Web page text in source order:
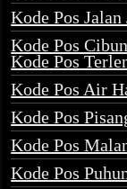
Kode Pos
Kode Pos
Kode Pos
Kode Pos Air
Kode Pos
Kode Pos
Kode Pos